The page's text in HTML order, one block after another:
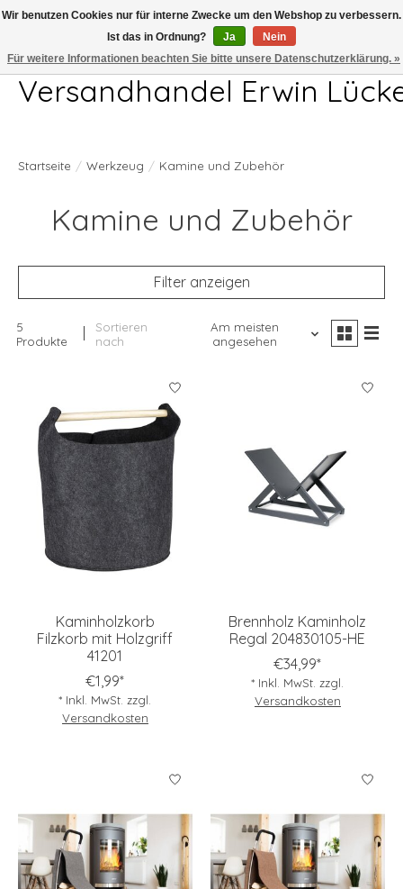
Telefon 04407 715872 MO-DO 7.00-17.00Uhr FR 7.00-13.00Uhr
Versandhandel Erwin
Startseite / Werkzeug / Kamine und Zubehör
Kamine und Zubehör
Filter anzeigen
5
Produkte
Sortieren
nach
Am meisten
angesehen
Kaminholzkorb
Filzkorb mit Holzgriff
41201
€1,99*
* Inkl. MwSt. zzgl.
Versandkosten
Brennholz Kaminholz
Regal 204830105-HE
€34,99*
* Inkl. MwSt. zzgl.
Versandkosten
Wir benutzen Cookies nur für interne Zwecke um den Webshop zu verbessern.
Ist das in Ordnung?
Ja
Nein
Für weitere Informationen beachten Sie bitte unsere Datenschutzerklärung. »